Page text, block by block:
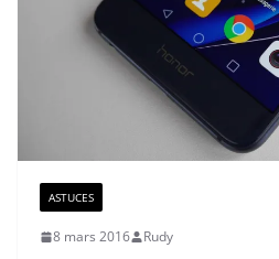
ASTUCES
8 mars 2016 Rudy